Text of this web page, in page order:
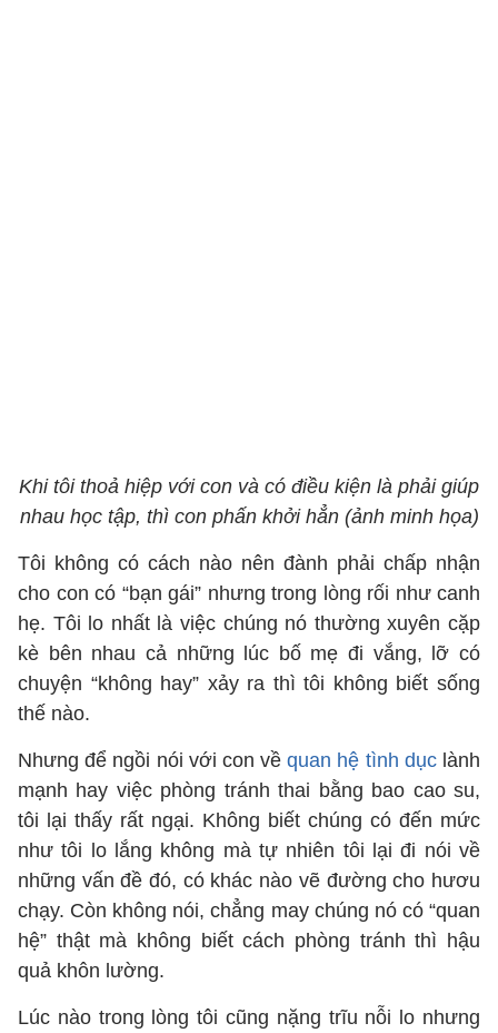
Khi tôi thoả hiệp với con và có điều kiện là phải giúp
nhau học tập, thì con phấn khởi hẳn (ảnh minh họa)
Tôi không có cách nào nên đành phải chấp nhận
cho con có “bạn gái” nhưng trong lòng rối như canh
hẹ. Tôi lo nhất là việc chúng nó thường xuyên cặp
kè bên nhau cả những lúc bố mẹ đi vắng, lỡ có
chuyện “không hay” xảy ra thì tôi không biết sống
thế nào.
Nhưng để ngồi nói với con vềquan hệ tình dụclành
mạnh hay việc phòng tránh thai bằng bao cao su,
tôi lại thấy rất ngại. Không biết chúng có đến mức
như tôi lo lắng không mà tự nhiên tôi lại đi nói về
những vấn đề đó, có khác nào vẽ đường cho hươu
chạy. Còn không nói, chẳng may chúng nó có “quan
hệ” thật mà không biết cách phòng tránh thì hậu
quả khôn lường.
Lúc nào trong lòng tôi cũng nặng trĩu nỗi lo nhưng